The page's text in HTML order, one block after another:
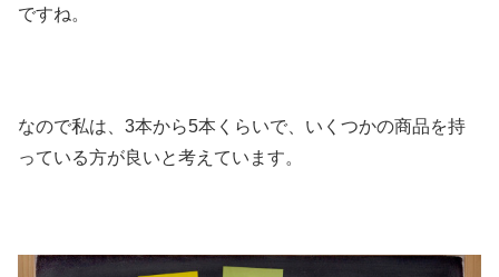
ですね。
なので私は、3本から5本くらいで、いくつかの商品を持
っている方が良いと考えています。